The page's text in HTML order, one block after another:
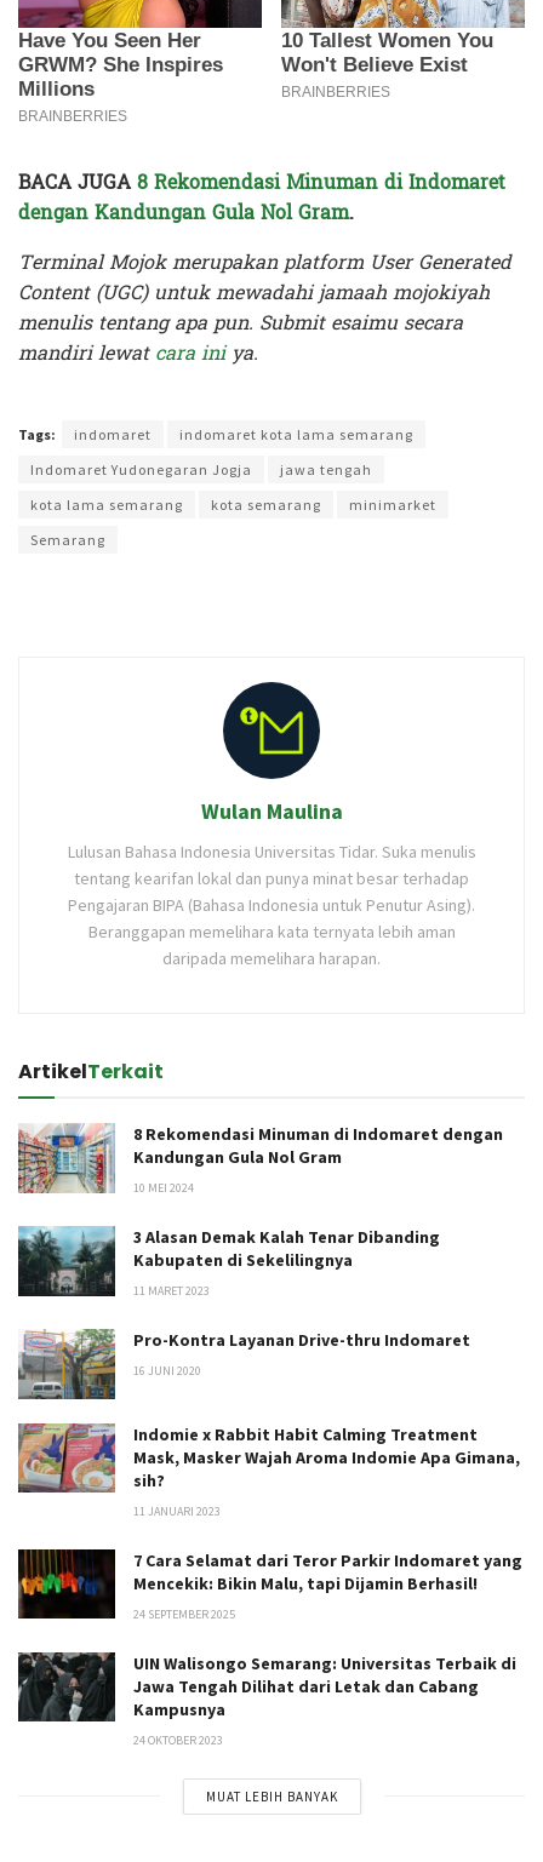
BACA JUGA8 Rekomendasi Minuman di Indomaret
dengan Kandungan Gula Nol Gram.
Terminal Mojok merupakan platform User Generated
Content (UGC) untuk mewadahi jamaah mojokiyah
menulis tentang apa pun. Submit esaimu secara
mandiri lewatcara iniya.
Tags: indomaret
indomaret kota lama semarang
Indomaret Yudonegaran Jogja
jawa tengah
kota lama semarang
kota semarang
minimarket
Semarang
Wulan Maulina
Lulusan Bahasa Indonesia Universitas Tidar. Suka menulis
tentang kearifan lokal dan punya minat besar terhadap
Pengajaran BIPA (Bahasa Indonesia untuk Penutur Asing).
Beranggapan memelihara kata ternyata lebih aman
daripada memelihara harapan.
ArtikelTerkait
8 Rekomendasi Minuman di Indomaret dengan
Kandungan Gula Nol Gram
10 MEI 2024
3 Alasan Demak Kalah Tenar Dibanding
Kabupaten di Sekelilingnya
11 MARET 2023
Pro-Kontra Layanan Drive-thru Indomaret
16 JUNI 2020
Indomie x Rabbit Habit Calming Treatment
Mask, Masker Wajah Aroma Indomie Apa Gimana,
sih?
11 JANUARI 2023
7 Cara Selamat dari Teror Parkir Indomaret yang
Mencekik: Bikin Malu, tapi Dijamin Berhasil!
24 SEPTEMBER 2025
UIN Walisongo Semarang: Universitas Terbaik di
Jawa Tengah Dilihat dari Letak dan Cabang
Kampusnya
24 OKTOBER 2023
MUAT LEBIH BANYAK